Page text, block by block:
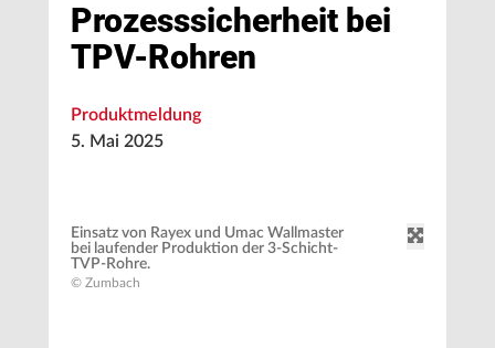
Prozesssicherheit bei
TPV-Rohren
Produktmeldung
5. Mai 2025
Einsatz von Rayex und Umac Wallmaster
bei laufender Produktion der 3-Schicht-
TVP-Rohre.
© Zumbach